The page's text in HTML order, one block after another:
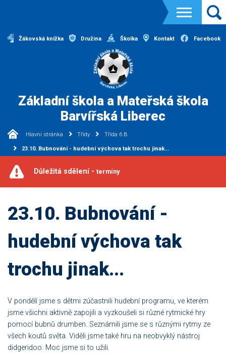
Žákovská knížka Družina Školka Kontakt Facebook
Základní škola a Mateřská škola
Barvířská Liberec
Hlavní stránka Třídy Třída 6.B
23.10. Bubnování - hudební výchova tak trochu jinak...
Důležitá sdělení - termíny
23.10. Bubnování -
hudební výchova tak
trochu jinak...
V pondělí jsme s dětmi zúčastnili hudební programu, ve kterém
jsme všichni aktivně zapojili a vyzkoušeli si různé rytmické hry
pomocí bubnů drumben. Seznámili jsme se s různými rytmy ze
všech koutů světa. Viděli jsme také hru na neobvyklý nástroj
didgeridoo. Moc jsme si to užili.